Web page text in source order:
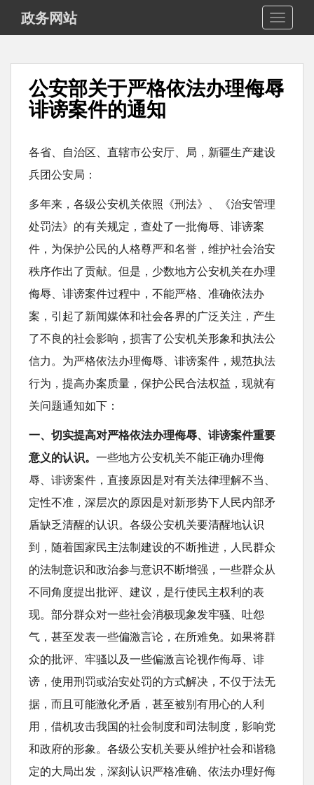
政务网站
公安部关于严格依法办理侮辱
诽谤案件的通知
各省、自治区、直辖市公安厅、局，新疆生产建设
兵团公安局：
多年来，各级公安机关依照《刑法》、《治安管理
处罚法》的有关规定，查处了一批侮辱、诽谤案
件，为保护公民的人格尊严和名誉，维护社会治安
秩序作出了贡献。但是，少数地方公安机关在办理
侮辱、诽谤案件过程中，不能严格、准确依法办
案，引起了新闻媒体和社会各界的广泛关注，产生
了不良的社会影响，损害了公安机关形象和执法公
信力。为严格依法办理侮辱、诽谤案件，规范执法
行为，提高办案质量，保护公民合法权益，现就有
关问题通知如下：
一、切实提高对严格依法办理侮辱、诽谤案件重要
意义的认识。 一些地方公安机关不能正确办理侮
辱、诽谤案件，直接原因是对有关法律理解不当、
定性不准，深层次的原因是对新形势下人民内部矛
盾缺乏清醒的认识。各级公安机关要清醒地认识
到，随着国家民主法制建设的不断推进，人民群众
的法制意识和政治参与意识不断增强，一些群众从
不同角度提出批评、建议，是行使民主权利的表
现。部分群众对一些社会消极现象发牢骚、吐怨
气，甚至发表一些偏激言论，在所难免。如果将群
众的批评、牢骚以及一些偏激言论视作侮辱、诽
谤，使用刑罚或治安处罚的方式解决，不仅于法无
据，而且可能激化矛盾，甚至被别有用心的人利
用，借机攻击我国的社会制度和司法制度，影响党
和政府的形象。各级公安机关要从维护社会和谐稳
定的大局出发，深刻认识严格准确、依法办理好侮